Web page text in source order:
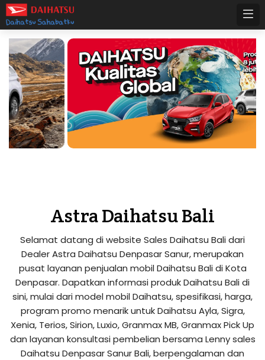
Astra Daihatsu Bali
Selamat datang di website Sales Daihatsu Bali dari
Dealer Astra Daihatsu Denpasar Sanur, merupakan
pusat layanan penjualan mobil Daihatsu Bali di Kota
Denpasar. Dapatkan informasi produk Daihatsu Bali di
sini, mulai dari model mobil Daihatsu, spesifikasi, harga,
program promo menarik untuk Daihatsu Ayla, Sigra,
Xenia, Terios, Sirion, Luxio, Granmax MB, Granmax Pick Up
dan layanan konsultasi pembelian bersama Lenny sales
Daihatsu Denpasar Sanur Bali, berpengalaman dan